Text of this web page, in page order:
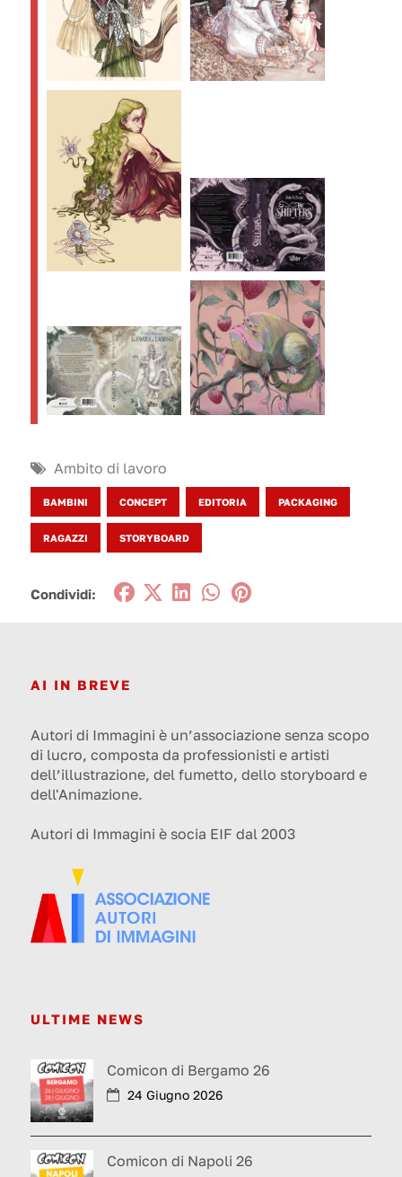
Ambito di lavoro
BAMBINI CONCEPT EDITORIA PACKAGING
RAGAZZI STORYBOARD
Condividi:
AI IN BREVE
Autori di Immagini è un’associazione senza scopo
di lucro, composta da professionisti e artisti
dell’illustrazione, del fumetto, dello storyboard e
dell'Animazione.
Autori di Immagini è socia EIF dal 2003
ULTIME NEWS
Comicon di Bergamo 26
24 Giugno 2026
Comicon di Napoli 26